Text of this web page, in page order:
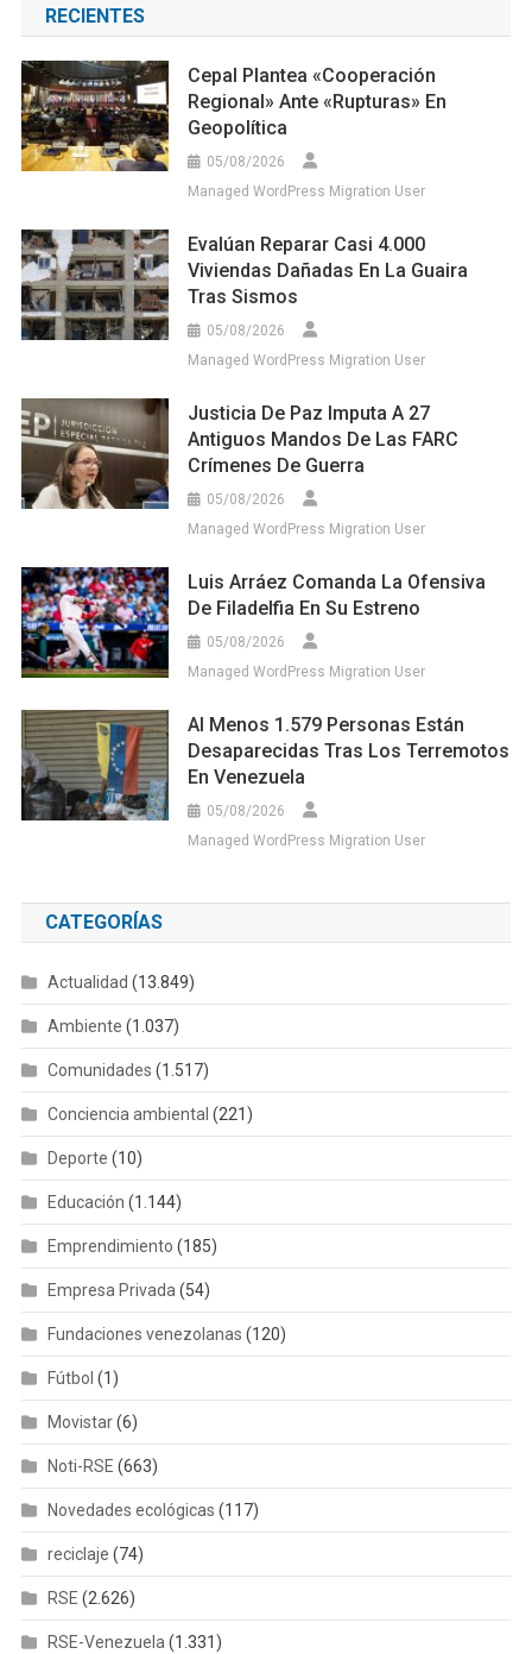
RECIENTES
Cepal Plantea «cooperación
Regional» Ante «rupturas» En
Geopolítica
05/08/2026
Managed WordPress Migration User
Evalúan Reparar Casi 4.000
Viviendas Dañadas En La Guaira
Tras Sismos
05/08/2026
Managed WordPress Migration User
Justicia De Paz Imputa A 27
Antiguos Mandos De Las FARC
Crímenes De Guerra
05/08/2026
Managed WordPress Migration User
Luis Arráez Comanda La Ofensiva
De Filadelfia En Su Estreno
05/08/2026
Managed WordPress Migration User
Al Menos 1.579 Personas Están
Desaparecidas Tras Los Terremotos
En Venezuela
05/08/2026
Managed WordPress Migration User
CATEGORÍAS
Actualidad (13.849)
Ambiente (1.037)
Comunidades (1.517)
Conciencia ambiental (221)
Deporte (10)
Educación (1.144)
Emprendimiento (185)
Empresa Privada (54)
Fundaciones venezolanas (120)
Fútbol (1)
Movistar(6)
Noti-RSE (663)
Novedades ecológicas (117)
reciclaje (74)
RSE (2.626)
RSE-Venezuela (1.331)